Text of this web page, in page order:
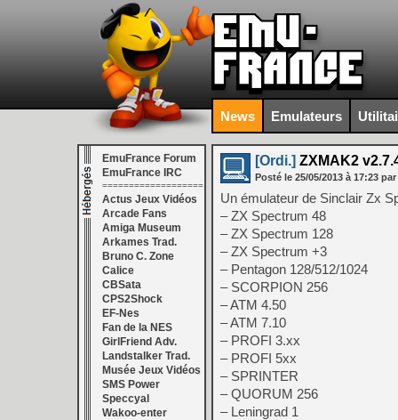
News Emulateurs
EmuFrance Forum
EmuFrance IRC
===================
Actus Jeux Vidéos
Arcade Fans
Amiga Museum
Arkames Trad.
Bruno C. Zone
Calice
CBSata
CPS2Shock
EF-Nes
Fan de la NES
GirlFriend Adv.
Landstalker Trad.
Musée Jeux Vidéos
SMS Power
Speccyal
Wakoo-enter
[Ordi.] ZXMAK2
Posté le 25/05/2013 à 17:23 par
Un émulateur de Sinclair Zx
– ZX Spectrum 48
– ZX Spectrum 128
– ZX Spectrum +3
– Pentagon 128/512/1024
– SCORPION 256
– ATM 4.50
– ATM 7.10
– PROFI 3.xx
– PROFI 5xx
– SPRINTER
– QUORUM 256
– Leningrad 1